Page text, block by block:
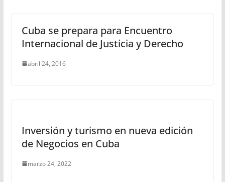
Cuba se prepara para Encuentro
Internacional de Justicia y Derecho
abril 24, 2016
Inversión y turismo en nueva edición
de Negocios en Cuba
marzo 24, 2022